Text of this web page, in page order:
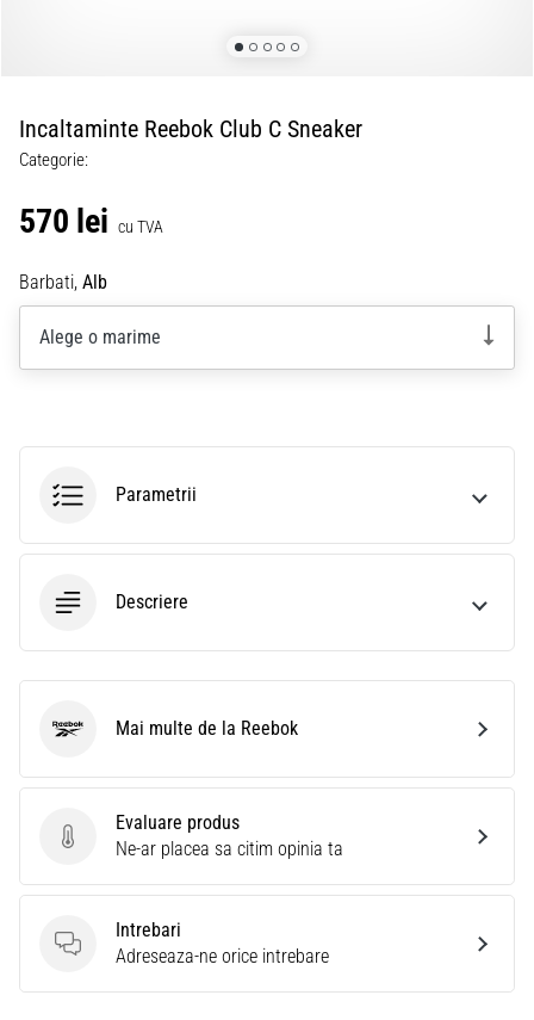
Incaltaminte Reebok Club C Sneaker
Categorie:
570 lei cu TVA
Barbati, Alb
Alege o marime
Parametrii
Descriere
Evaluare produs
Evaluare produs
Ne-ar placea sa citim opinia ta
Intrebari
Intrebari
Adreseaza-ne orice intrebare
ReebokMai multe de la Reebok